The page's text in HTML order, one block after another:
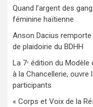
Quand l’argent des
féminine haïtienne
Anson Dacius
de plaidoirie du BDHH
La 7ᵉ édition du Modèle
à la Chancellerie, ouvre
participants
« Corps et Voix de la